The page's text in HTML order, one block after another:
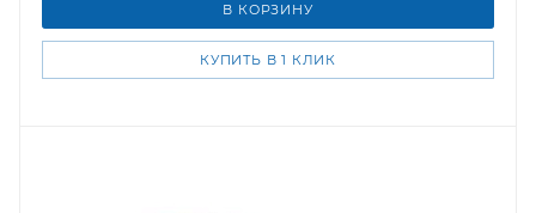
В КОРЗИНУ
КУПИТЬ В 1 КЛИК